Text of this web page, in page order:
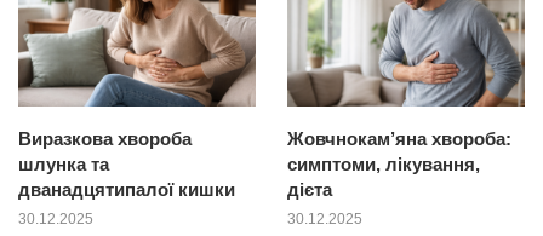
Виразкова хвороба
шлунка та
дванадцятипалої кишки
30.12.2025
Жовчнокам’яна хвороба:
симптоми, лікування,
дієта
30.12.2025